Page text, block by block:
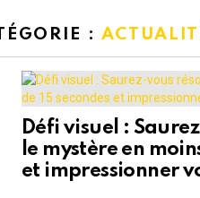
:
Défi visuel :
le mystère en
et impressionner